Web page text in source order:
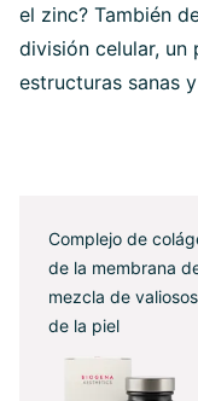
el zinc? También
división celular, un
estructuras sanas
Complejo de
de la membrana
mezcla de
de la piel